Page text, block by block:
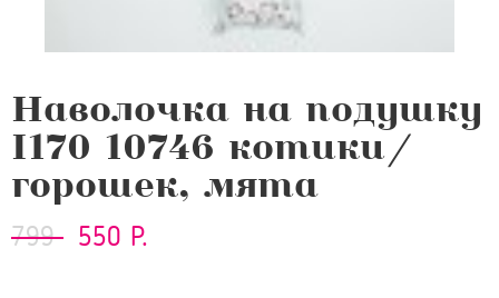
Наволочка на подушку
I170 10746 котики/
горошек, мята
799 550 Р.